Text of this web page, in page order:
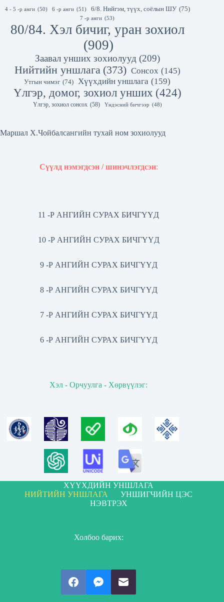
4 - 5 -р анги (50) 6 -р анги (51) 6/8. Нийгэм, түүх, соёлын ШУ (75)
7 -р анги (53)
80/84. Хэл бичиг, уран зохиол
(909)
Заавал унших зохиолууд (209)
Нийтийн уншлага (373) Сонсох (145)
Утгын чимэг (74) Хүүхдийн уншлага (159)
Үлгэр, домог, зохиол унших (424)
Үлгэр, зохиол сонсох (58) Үндэсний бичгээр (48)
Маршал Х.Чойбалсангийн тухай ном зохиолууд
Сүүлд нэмэгдсэн / шинэчлэгдсэн:
11 -Р АНГИЙН СУРАХ БИЧГҮҮД
10 -Р АНГИЙН СУРАХ БИЧГҮҮД
9 -Р АНГИЙН СУРАХ БИЧГҮҮД
8 -Р АНГИЙН СУРАХ БИЧГҮҮД
7 -Р АНГИЙН СУРАХ БИЧГҮҮД
6 -Р АНГИЙН СУРАХ БИЧГҮҮД
Хэл - Орчуулга - Хөрвүүлэг:
ХҮҮХДИЙН УНШЛАГА
НИЙТИЙН УНШЛАГА
УНШИГЧИЙН ЦЭС
НЭВТРЭХ
Холбоо барих: